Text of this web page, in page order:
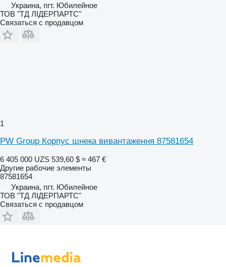
Украина, пгт. Юбилейное
ТОВ "ТД ЛІДЕРПАРТС"
Связаться с продавцом
1
PW Group Корпус шнека вивантаження 87581654
6 405 000 UZS 539,60 $ ≈ 467 €
Другие рабочие элементы
87581654
Украина, пгт. Юбилейное
ТОВ "ТД ЛІДЕРПАРТС"
Связаться с продавцом